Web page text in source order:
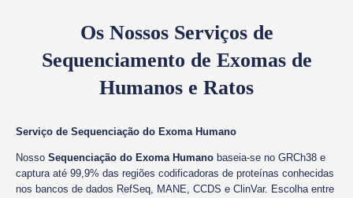
Os Nossos Serviços de
Sequenciamento de Exomas de
Humanos e Ratos
Serviço de Sequenciação do Exoma Humano
Nosso Sequenciação do Exoma Humano baseia-se no GRCh38 e
captura até 99,9% das regiões codificadoras de proteínas conhecidas
nos bancos de dados RefSeq, MANE, CCDS e ClinVar. Escolha entre